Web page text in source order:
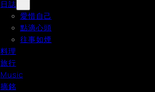
日誌
愛惜自己
點滴心頭
往事如煙
料理
旅行
Music
摘銘